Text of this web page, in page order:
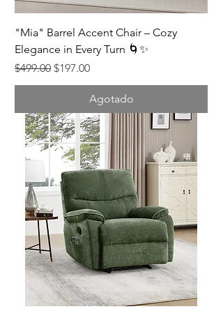
"Mia" Barrel Accent Chair – Cozy
Elegance in Every Turn 🌀✨
Precio
$499.00 Precio de oferta
$197.00
Agotado